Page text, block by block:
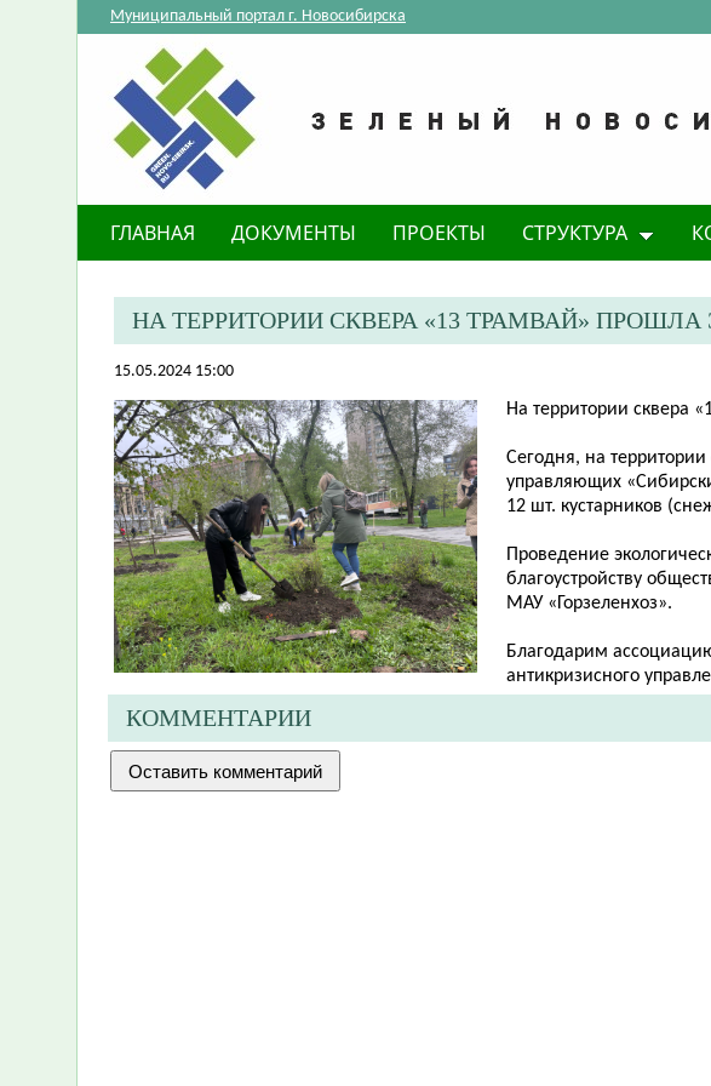
Муниципальный портал г. Новосибирска
ГЛАВНАЯ ДОКУМЕНТЫ ПРОЕКТЫ СТРУКТУРА
​НА ТЕРРИТОРИИ СКВЕРА «13 ТРАМВАЙ»
15.05.2024 15:00
​На территории сквера
Сегодня, на
управляющих
12 шт. кустарников
Проведение
благоустройству
МАУ «Горзеленхоз».
Благодарим
антикризисного
КОММЕНТАРИИ